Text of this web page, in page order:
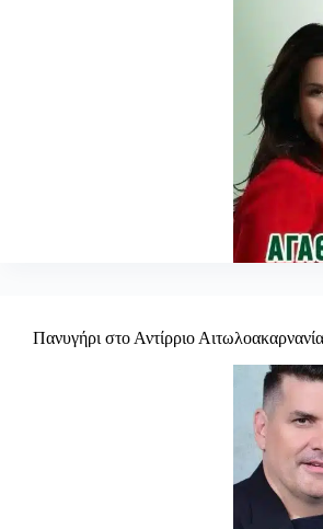
Πανυγήρι στο Αντίρριο